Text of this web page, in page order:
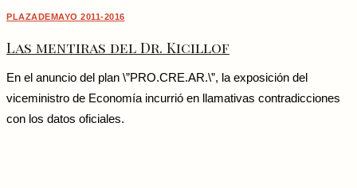
PLAZADEMAYO 2011-2016
Las mentiras del Dr. Kicillof
En el anuncio del plan \”PRO.CRE.AR.\”, la exposición del
viceministro de Economía incurrió en llamativas contradicciones
con los datos oficiales.